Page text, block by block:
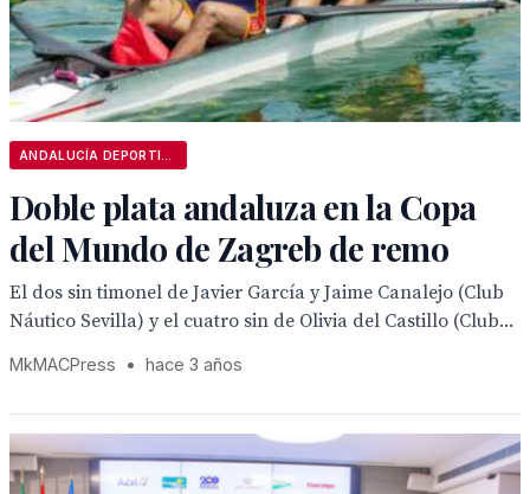
Doble plata andaluza en la Copa
del Mundo de Zagreb de remo
El dos sin timonel de Javier García y Jaime Canalejo (Club
Náutico Sevilla) y el cuatro sin de Olivia del Castillo (Club...
MkMACPress • hace 3 años